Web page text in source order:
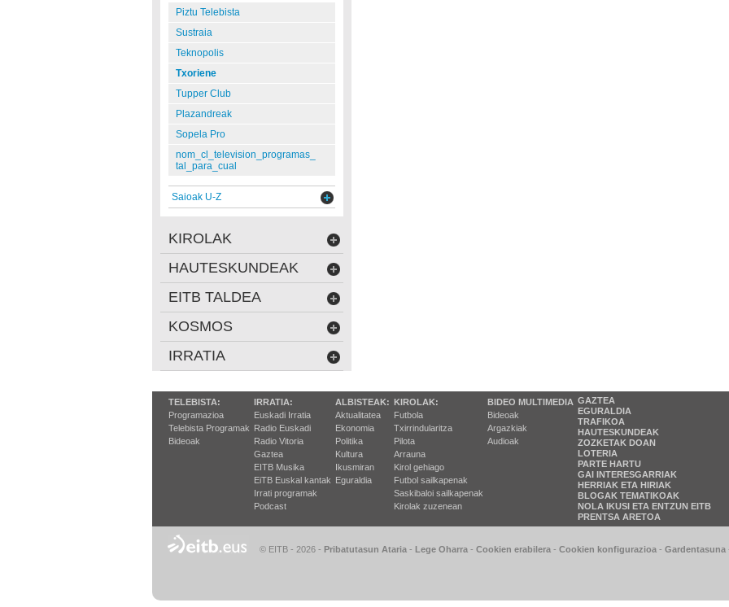
Piztu Telebista
Sustraia
Teknopolis
Txoriene
Tupper Club
Plazandreak
Sopela Pro
nom_cl_television_programas_
tal_para_cual
Saioak U-Z
KIROLAK
HAUTESKUNDEAK
EITB TALDEA
KOSMOS
IRRATIA
TELEBISTA:
Programazioa
Telebista Programak
Bideoak
IRRATIA:
Euskadi Irratia
Radio Euskadi
Radio Vitoria
Gaztea
EITB Musika
EiTB Euskal kantak
Irrati programak
Podcast
ALBISTEAK:
Aktualitatea
Ekonomia
Politika
Kultura
Ikusmiran
Eguraldia
KIROLAK:
Futbola
Txirrindularitza
Pilota
Arrauna
Kirol gehiago
Futbol sailkapenak
Saskibaloi sailkapenak
Kirolak zuzenean
BIDEO MULTIMEDIA
Bideoak
Argazkiak
Audioak
GAZTEA
EGURALDIA
TRAFIKOA
HAUTESKUNDEAK
ZOZKETAK DOAN
LOTERIA
PARTE HARTU
GAI INTERESGARRIAK
HERRIAK ETA HIRIAK
BLOGAK TEMATIKOAK
NOLA IKUSI ETA ENTZUN EITB
PRENTSA ARETOA
© EITB - 2026 - Pribatutasun Ataria - Lege Oharra - Cookien erabilera - Cookien konfigurazioa - Gardentasuna